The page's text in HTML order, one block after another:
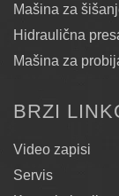
Mašina za
Hidraulična
Mašina za
BRZI
Video zapisi
Servis